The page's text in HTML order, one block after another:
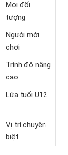
Mọi đối
tượng
Người mới
chơi
Trình độ nâng
cao
Lứa tuổi U12
Vị trí chuyên
biệt